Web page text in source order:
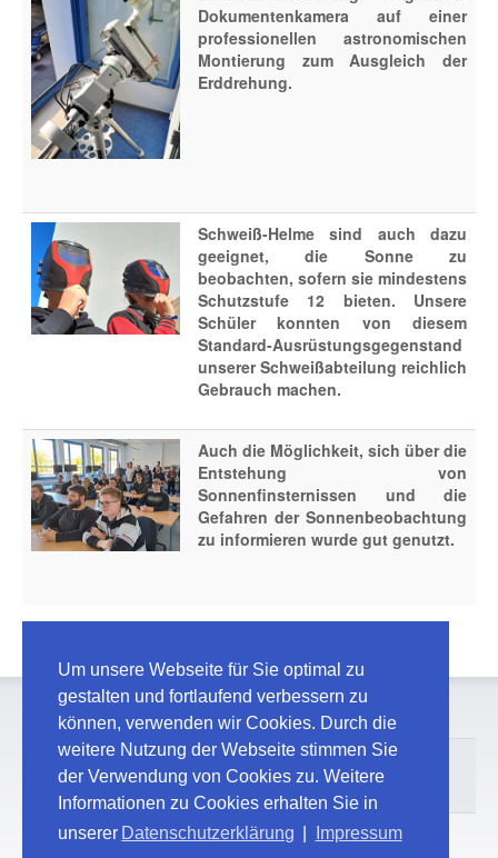
Um unsere Webseite für Sie optimal zu
gestalten und fortlaufend verbessern zu
können, verwenden wir Cookies. Durch die
weitere Nutzung der Webseite stimmen Sie
der Verwendung von Cookies zu. Weitere
Informationen zu Cookies erhalten Sie in
unserer Datenschutzerklärung Impressum
Dokumentenkamera auf einer
professionellen astronomischen
Montierung zum Ausgleich der
Erddrehung.
Schweiß-Helme sind auch dazu
geeignet, die Sonne zu
beobachten, sofern sie mindestens
Schutzstufe 12 bieten. Unsere
Schüler konnten von diesem
Standard-Ausrüstungsgegenstand
unserer Schweißabteilung reichlich
Gebrauch machen.
Auch die Möglichkeit, sich über die
Entstehung von
Sonnenfinsternissen und die
Gefahren der Sonnenbeobachtung
zu informieren wurde gut genutzt.
© 2026 Maschinenbauschule Landshut
Kontakt
Impressum / Datenschutz